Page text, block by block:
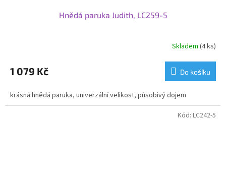
Hnědá paruka Judith, LC259-5
produktu
je
z
5
Skladem(4 ks)
1 079 Kč Do košíku
krásná hnědá paruka, univerzální velikost, působivý dojem
Kód: LC242-5